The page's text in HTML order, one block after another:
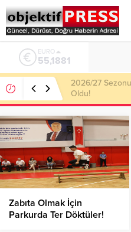
ALTIN
6.660,55
Haliliye
Yemek Ulaştırıyor!
Zabıta Olmak İçin
Parkurda Ter Döktüler!